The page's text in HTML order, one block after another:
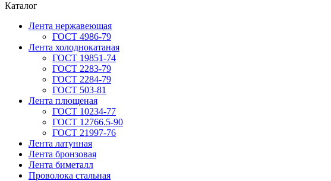
Каталог
Лента нержавеющая
ГОСТ 4986-79
Лента холоднокатаная
ГОСТ 19851-74
ГОСТ 2283-79
ГОСТ 2284-79
ГОСТ 503-81
Лента плющеная
ГОСТ 10234-77
ГОСТ 12766.5-90
ГОСТ 21997-76
Лента латунная
Лента бронзовая
Лента биметалл
Проволока стальная